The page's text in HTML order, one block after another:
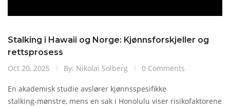
Stalking i Hawaii og Norge: Kjønnsforskjeller og
rettsprosess
Oct 20, 2025
By: Nikolai Solberg 0 Comments
En akademisk studie avslører kjønnsspesifikke
stalking‑mønstre, mens en sak i Honolulu viser risikofaktorene